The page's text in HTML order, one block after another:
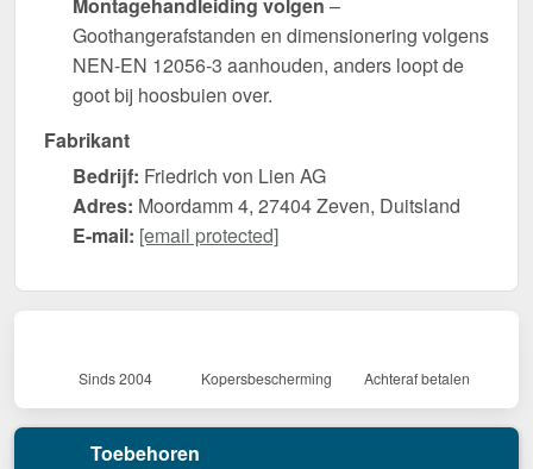
Goothangerafstanden en dimensionering volgens
NEN-EN 12056-3 aanhouden, anders loopt de
goot bij hoosbuien over.
Fabrikant
Bedrijf: Friedrich von Lien AG
Adres: Moordamm 4, 27404 Zeven, Duitsland
E-mail: [email protected]
Sinds 2004 Kopersbescherming Achteraf betalen
Toebehoren